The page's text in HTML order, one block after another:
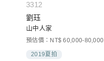
3312
劉珏
山中人家
預估價：NT$ 60,000-80,000
2019夏拍